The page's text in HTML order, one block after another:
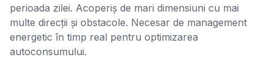
perioada zilei. Acoperiș de mari dimensiuni cu mai
multe direcții și obstacole. Necesar de management
energetic în timp real pentru optimizarea
autoconsumului.